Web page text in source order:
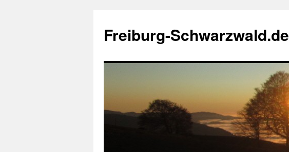
springen
Freiburg-Schwarzwald.de